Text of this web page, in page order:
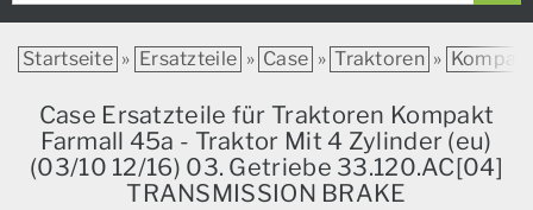
Startseite » Ersatzteile » Case » Traktoren »
Case Ersatzteile für Traktoren Kompakt
Farmall 45a - Traktor Mit 4 Zylinder (eu)
(03/10 12/16) 03. Getriebe 33.120.AC[04]
TRANSMISSION BRAKE